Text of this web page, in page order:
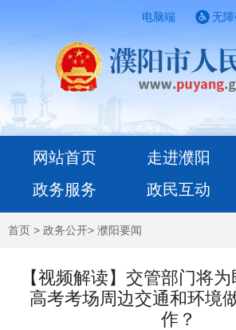
电脑端 无
网站首页 走进濮阳
政务服务
政民互动
首页 > 政务公开> 濮阳要闻
【视频解读】交管部门将
高考考场周边交通和环境
作？